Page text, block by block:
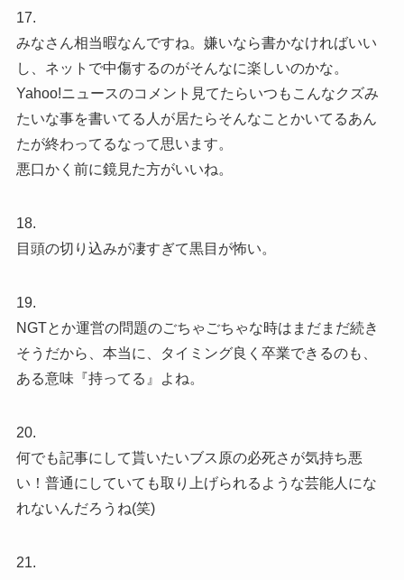
17.
みなさん相当暇なんですね。嫌いなら書かなければいい
し、ネットで中傷するのがそんなに楽しいのかな。
Yahoo!ニュースのコメント見てたらいつもこんなクズみ
たいな事を書いてる人が居たらそんなことかいてるあん
たが終わってるなって思います。
悪口かく前に鏡見た方がいいね。
18.
目頭の切り込みが凄すぎて黒目が怖い。
19.
NGTとか運営の問題のごちゃごちゃな時はまだまだ続き
そうだから、本当に、タイミング良く卒業できるのも、
ある意味『持ってる』よね。
20.
何でも記事にして貰いたいブス原の必死さが気持ち悪
い！普通にしていても取り上げられるような芸能人にな
れないんだろうね(笑)
21.